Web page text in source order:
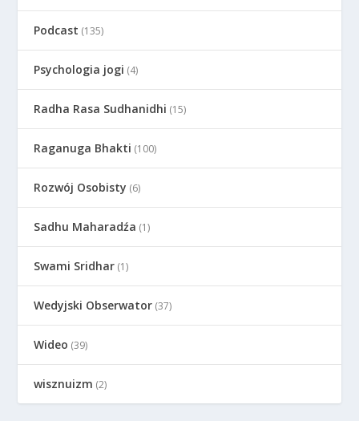
Podcast (135)
Psychologia jogi (4)
Radha Rasa Sudhanidhi (15)
Raganuga Bhakti (100)
Rozwój Osobisty (6)
Sadhu Maharadźa (1)
Swami Sridhar (1)
Wedyjski Obserwator (37)
Wideo (39)
wisznuizm (2)